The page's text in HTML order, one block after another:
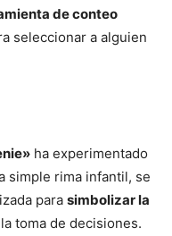
de conteo
seleccionar a alguien
ha experimentado
simple rima infantil, se
para simbolizar la
toma de decisiones.